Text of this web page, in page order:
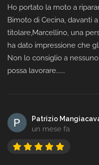
Ho portato la moto a
Bimoto di Cecina, davanti
titolare,Marcellino, una
ha dato impressione che
Non lo consiglio a
possa lavorare......
Patrizio
un mese fa